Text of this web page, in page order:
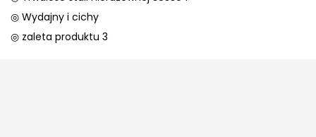
◎ Wydajny i cichy
◎ zaleta produktu 3